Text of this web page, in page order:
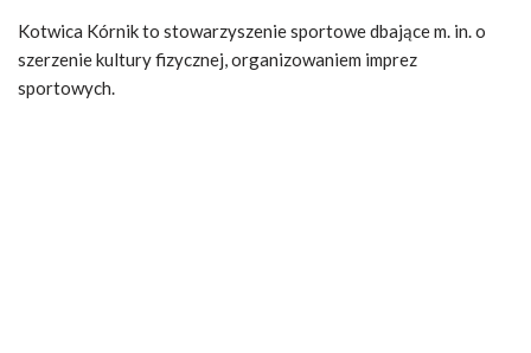
Kotwica Kórnik to stowarzyszenie sportowe dbające m. in. o
szerzenie kultury fizycznej, organizowaniem imprez
sportowych.